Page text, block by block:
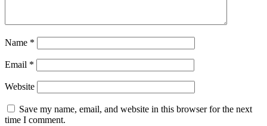
Name *
Email *
Website
Save my name, email, and website in this browser for the next
time I comment.